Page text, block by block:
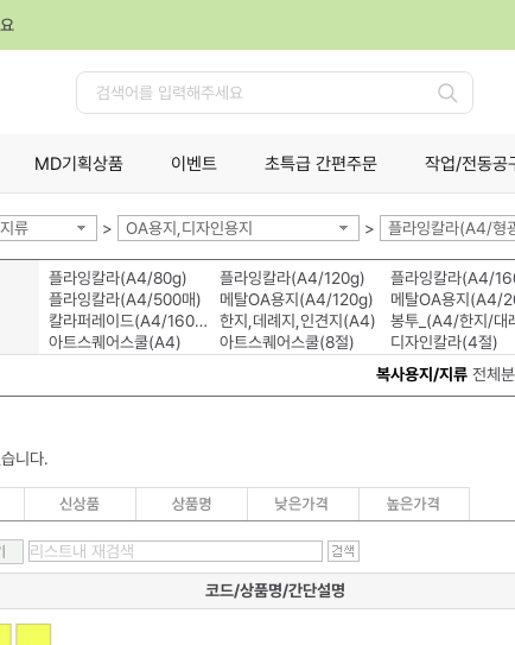
검
MD기획상품 이벤트 초특급 간편주문 작업/전동공
류 > OA용지,디자인용지 > 플라잉칼라(A4/형
플라잉칼라(A4/80g) 플라잉칼라(A4/120g) 플라잉칼라(A4/
플라잉칼라(A4/500매)
메탈OA용지(A4/120g) 메탈OA용지(A4/
칼라퍼레이드(A4/160g)
한지,데례지,인견지(A4) 봉투_(A4/한지/대
아트스퀘어스쿨(A4)
아트스퀘어스쿨(8절) 디자인칼라(4절)
복사용지/지류전체분
니다.
코드/상품명/간단설명